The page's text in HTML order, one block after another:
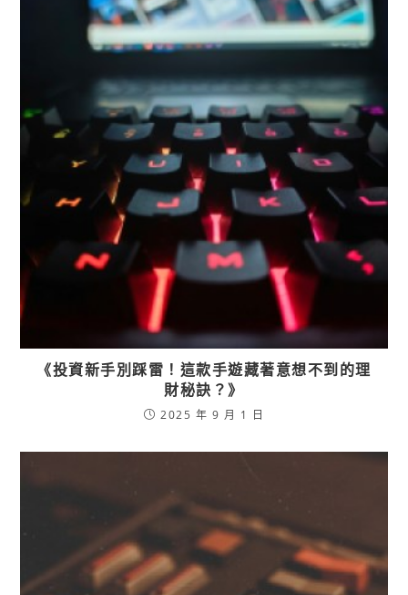
《投資新手別踩雷！這款手遊藏著意想不到的理
財秘訣？》
2025 年 9 月 1 日